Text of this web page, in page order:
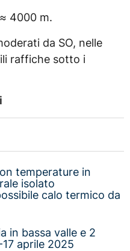
≈ 4000 m.
da SO, nelle
raffiche sotto i
temperature in
isolato
calo termico da
in bassa valle e 2
aprile 2025